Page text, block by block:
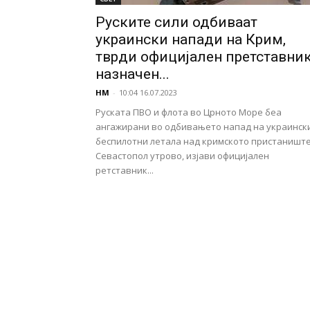
Руските сили одбиваат
украински напади на Крим,
тврди официјален
назначен...
НМ - 10:04 16.07.2023
Руската ПВО и флота во Црното Море беа
ангажирани во одбивањето напад на
беспилотни летала над кримското пристаниште
Севастопол утрово, изјави официјален
ретставник...